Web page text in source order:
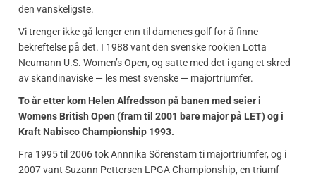
den vanskeligste.
Vi trenger ikke gå lenger enn til damenes golf for å finne
bekreftelse på det. I 1988 vant den svenske rookien Lotta
Neumann U.S. Women’s Open, og satte med det i gang et skred
av skandinaviske — les mest svenske — majortriumfer.
To år etter kom Helen Alfredsson på banen med seier i
Womens British Open (fram til 2001 bare major på LET) og i
Kraft Nabisco Championship 1993.
Fra 1995 til 2006 tok Annnika Sörenstam ti majortriumfer, og i
2007 vant Suzann Pettersen LPGA Championship, en triumf